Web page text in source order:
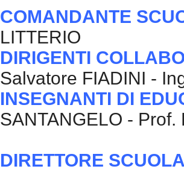
COMANDANTE
LITTERIO
DIRIGENTI
Salvatore FIADINI -
INSEGNANTI DI
SANTANGELO -
DIRETTORE